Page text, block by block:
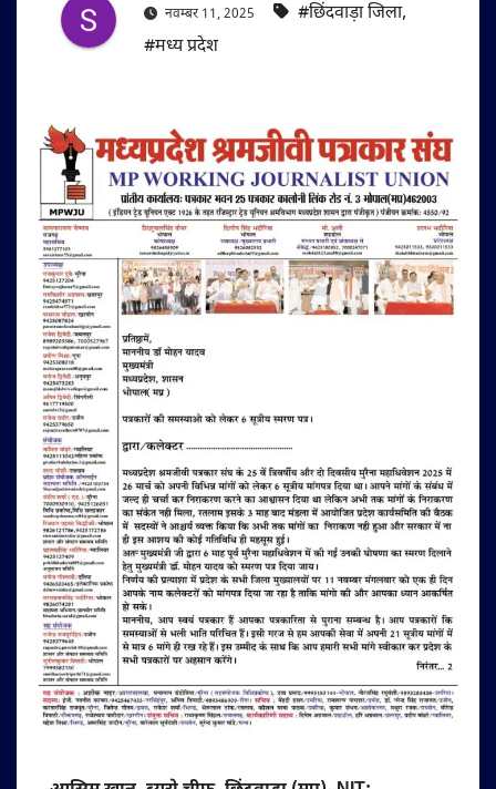
नवम्बर 11, 2025 #छिंदवाड़ा जिला,
#मध्य प्रदेश